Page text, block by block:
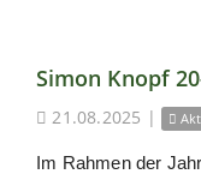
Simon Knopf
21.08.2025 |
Im Rahmen der